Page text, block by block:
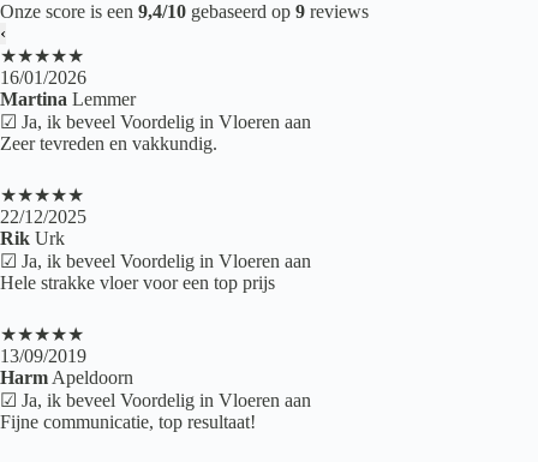
Onze score is een 9,4/10 gebaseerd op 9 reviews
‹
★★★★★
16/01/2026
Martina Lemmer
☑ Ja, ik beveel Voordelig in Vloeren aan
Zeer tevreden en vakkundig.
★★★★★
22/12/2025
Rik Urk
☑ Ja, ik beveel Voordelig in Vloeren aan
Hele strakke vloer voor een top prijs
★★★★★
13/09/2019
Harm Apeldoorn
☑ Ja, ik beveel Voordelig in Vloeren aan
Fijne communicatie, top resultaat!